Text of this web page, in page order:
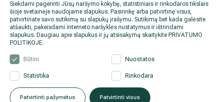
Siekdami pagerinti Jūsų naršymo kokybę, statistiniais ir rinkodaros tikslais
šioje svetainėje naudojame slapukus. Pasirinkę arba patvirtinę visus,
patvirtinate savo sutikimą su slapukų įrašymu. Sutikimą bet kada galėsite
atšaukti, pakeisdami interneto naršyklės nustatymus ir ištrindami
slapukus. Daugiau apie slapukus ir jų atsisakymą skaitykite PRIVATUMO
POLITIKOJE.
Būtini Nuostatos
Statistika Rinkodara
Patvirtinti pažymėtus Patvirtinti visus